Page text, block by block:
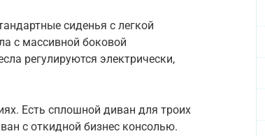
сиденья с легкой
с массивной боковой
регулируются электрически,
Есть сплошной диван для троих
с откидной бизнес консолью.